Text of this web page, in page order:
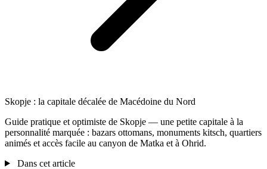
Skopje : la capitale décalée de Macédoine du Nord
Guide pratique et optimiste de Skopje — une petite capitale à la
personnalité marquée : bazars ottomans, monuments kitsch, quartiers
animés et accès facile au canyon de Matka et à Ohrid.
Dans cet article